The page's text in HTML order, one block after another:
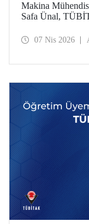
Makina
Safa Ünal,
07 Nis 2026